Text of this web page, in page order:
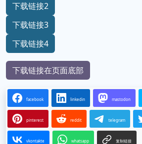
下载链接2
下载链接3
下载链接4
下载链接在页面底部
facebook linkedin mastodon
pinterest reddit telegram
vkontakte whatsapp 复制链接